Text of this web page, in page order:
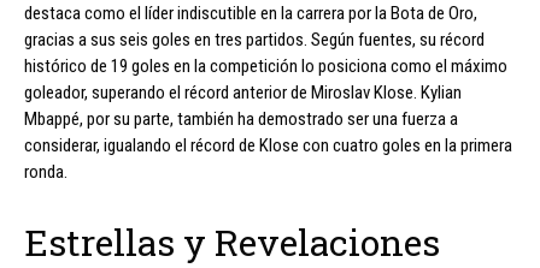
destaca como el líder indiscutible en la carrera por la Bota de Oro,
gracias a sus seis goles en tres partidos. Según fuentes, su récord
histórico de 19 goles en la competición lo posiciona como el máximo
goleador, superando el récord anterior de Miroslav Klose. Kylian
Mbappé, por su parte, también ha demostrado ser una fuerza a
considerar, igualando el récord de Klose con cuatro goles en la primera
ronda.
Estrellas y Revelaciones